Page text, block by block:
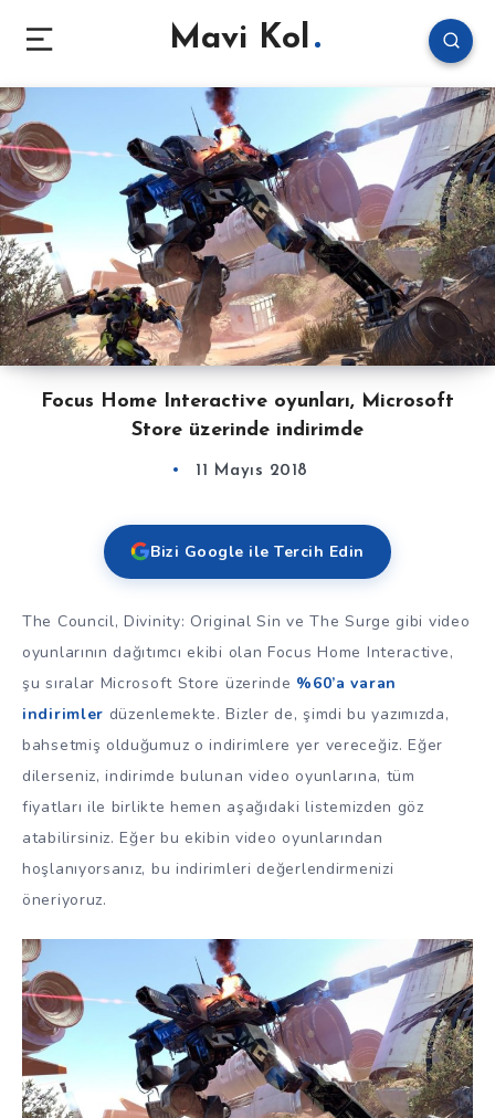
Mavi Kol
Focus Home Interactive oyunları, Microsoft
Store üzerinde indirimde
11 Mayıs 2018
Bizi Google ile Tercih Edin
The Council, Divinity: Original Sin ve The Surge gibi video
oyunlarının dağıtımcı ekibi olan Focus Home Interactive,
şu sıralar Microsoft Store üzerinde %60’a varan
indirimler düzenlemekte. Bizler de, şimdi bu yazımızda,
bahsetmiş olduğumuz o indirimlere yer vereceğiz. Eğer
dilerseniz, indirimde bulunan video oyunlarına, tüm
fiyatları ile birlikte hemen aşağıdaki listemizden göz
atabilirsiniz. Eğer bu ekibin video oyunlarından
hoşlanıyorsanız, bu indirimleri değerlendirmenizi
öneriyoruz.